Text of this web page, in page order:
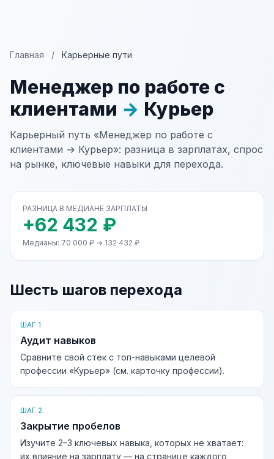
Главная / Карьерные пути
Менеджер по работе с
клиентами → Курьер
Карьерный путь «Менеджер по работе с
клиентами → Курьер»: разница в зарплатах, спрос
на рынке, ключевые навыки для перехода.
РАЗНИЦА В МЕДИАНЕ ЗАРПЛАТЫ
+62 432 ₽
Медианы: 70 000 ₽ → 132 432 ₽
Шесть шагов перехода
ШАГ 1
Аудит навыков
Сравните свой стек с топ-навыками целевой
профессии «Курьер» (см. карточку профессии).
ШАГ 2
Закрытие пробелов
Изучите 2–3 ключевых навыка, которых не хватает:
их влияние на зарплату — на странице каждого